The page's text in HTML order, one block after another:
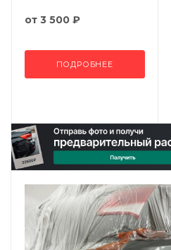
от 3 500 ₽
ПОДРОБНЕЕ